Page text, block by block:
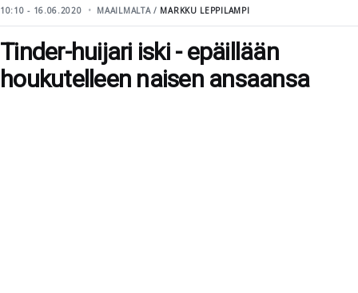
10:10 - 16.06.2020 MAAILMALTA / MARKKU LEPPILAMPI
Tinder-huijari iski - epäillään
houkutelleen naisen ansaansa